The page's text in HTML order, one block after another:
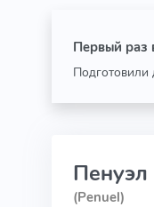
Первый раз
Подготовили
Пенуэл
(Penuel)